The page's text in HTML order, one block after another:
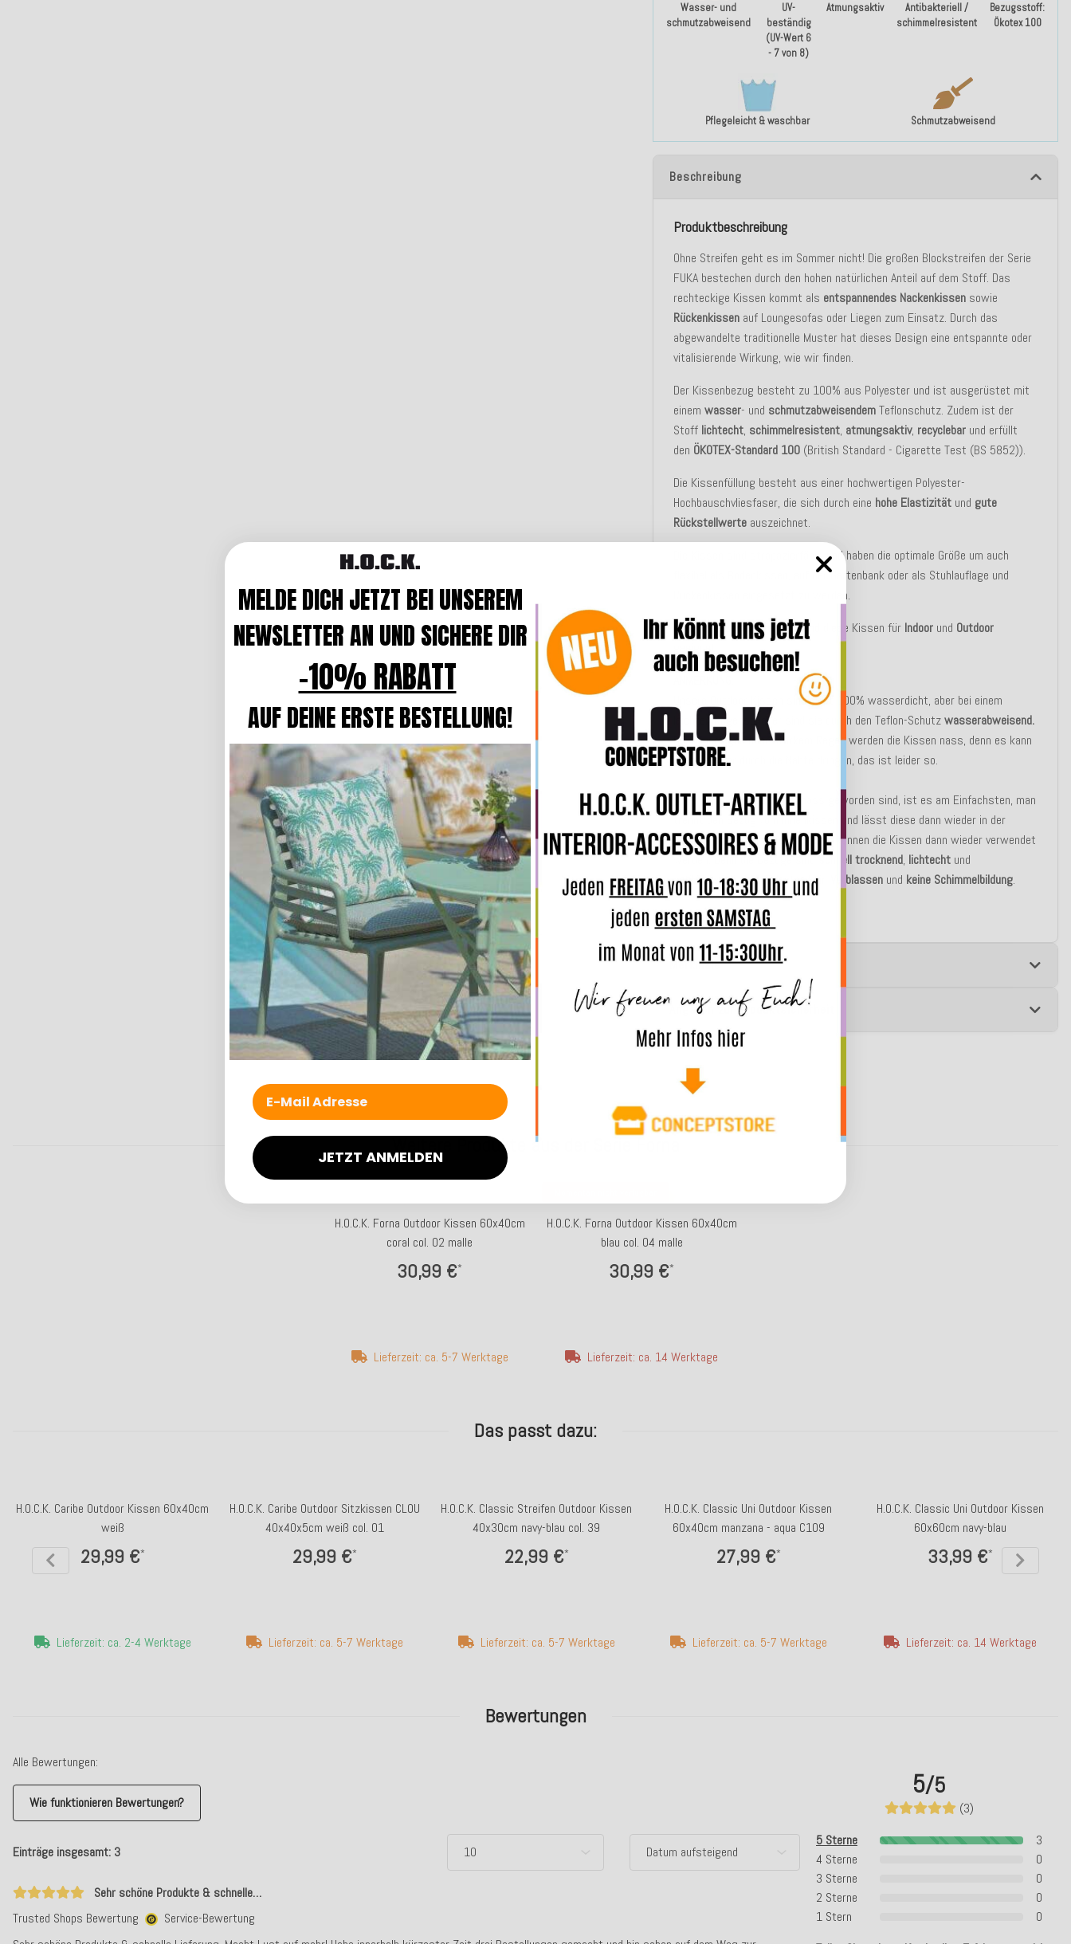
Wasser- und
schmutzabweisend
UV-
beständig
(UV-Wert 6
- 7 von 8)
Atmungsaktiv
Antibakteriell /
schimmelresistent
Bezugsstoff:
Ökotex 100
Pflegeleicht & waschbar Schmutzabweisend
Beschreibung
Produktbeschreibung
Ohne Streifen geht es im Sommer nicht! Die großen Blockstreifen der Serie
FUKA bestechen durch den hohen natürlichen Anteil auf dem Stoff. Das
rechteckige Kissen kommt als entspannendes Nackenkissen sowie
Rückenkissen auf Loungesofas oder Liegen zum Einsatz. Durch das
abgewandelte traditionelle Muster hat dieses Design eine entspannte oder
vitalisierende Wirkung, wie wir finden.
Der Kissenbezug besteht zu 100% aus Polyester und ist ausgerüstet mit
einemwasser- und schmutzabweisendemTeflonschutz. Zudem ist der
Stoff lichtecht, schimmelresistent, atmungsaktiv, recyclebar und erfüllt
den ÖKOTEX-Standard 100 (British Standard - Cigarette Test (BS 5852)).
Die Kissenfüllung besteht aus einer hochwertigen Polyester-
Hochbauschvliesfaser, die sich durch eine hohe Elastizität und gute
Rückstellwerte auszeichnet.
Die Kissen sind strapazierfähig und haben die optimale Größe um auch
flexibel als Bodenkissen, auf der Gartenbank oder als Stuhlauflage und
Rückenkissen eingesetzt zu werden.
Durch Ihre Beschaffenheit sind diese Kissen für Indoor und Outdoor
geeignet.
Unsere Outdoor Kissen sind nicht 100% wasserdicht, aber bei einem
leichten Regenschauer sind sie durch den Teflon-Schutzwasserabweisend.
Bei Dauerregen oder starkem Regen werden die Kissen nass, denn es kann
auch Wasser durch die Nähte dringen, das ist leider so.
TIPP:
wenn die Kissen mal nass geworden sind, ist es am Einfachsten, man
trennt den Bezug vom Innenkissen und lässt diese dann wieder in der
Sonne trocknen, nach einiger Zeit können die Kissen dann wieder verwendet
werden. Denn die Bezüge sindschnell trocknend, lichtecht und
antibakteriell, das bedeutetkein Verblassen und keine Schimmelbildung.
Merkmale
Angaben zur Produktsicherheit
Bewertungen
5/5
(3)
5 Sterne
3
4 Sterne
0
3 Sterne
0
2 Sterne
0
1 Stern
0
Alle Bewertungen:
Wie funktionieren Bewertungen?
Einträge insgesamt: 3
Sehr schöne Produkte & schnelle…
Trusted Shops Bewertung
Service-Bewertung
Weitere Produkte aus der Serie Forna
H.O.C.K. Forna Outdoor Kissen 60x40cm
coral col. 02 malle
30,99 €*
Lieferzeit: ca. 5-7 Werktage
H.O.C.K. Forna Outdoor Kissen 60x40cm
blau col. 04 malle
30,99 €*
Lieferzeit: ca. 14 Werktage
Das passt dazu:
H.O.C.K. Caribe Outdoor Kissen 60x40cm
weiß
29,99 €*
Lieferzeit: ca. 2-4 Werktage
H.O.C.K. Caribe Outdoor Sitzkissen CLOU
40x40x5cm weiß col. 01
29,99 €*
Lieferzeit: ca. 5-7 Werktage
H.O.C.K. Classic Streifen Outdoor Kissen
40x30cm navy-blau col. 39
22,99 €*
Lieferzeit: ca. 5-7 Werktage
H.O.C.K. Classic Uni Outdoor Kissen
60x40cm manzana - aqua C109
27,99 €*
Lieferzeit: ca. 5-7 Werktage
H.O.C.K. Classic Uni Outdoor Kissen
60x60cm navy-blau
33,99 €*
Lieferzeit: ca. 14 Werktage
MELDE DICH JETZT BEI UNSEREM
NEWSLETTER AN UND SICHERE DIR
-10% RABATT
AUF DEINE ERSTE BESTELLUNG!
JETZT ANMELDEN